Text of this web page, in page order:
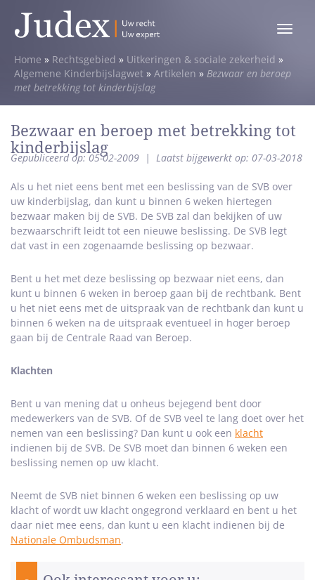
Toggle
Home » Rechtsgebied » Uitkeringen & sociale zekerheid »
Algemene Kinderbijslagwet » Artikelen » Bezwaar en beroep
met betrekking tot kinderbijslag
Bezwaar en beroep met betrekking tot
kinderbijslag
Gepubliceerd op: 05-02-2009 | Laatst bijgewerkt op: 07-03-2018
Als u het niet eens bent met een beslissing van de SVB over
uw kinderbijslag, dan kunt u binnen 6 weken hiertegen
bezwaar maken bij de SVB. De SVB zal dan bekijken of uw
bezwaarschrift leidt tot een nieuwe beslissing. De SVB legt
dat vast in een zogenaamde beslissing op bezwaar.
Bent u het met deze beslissing op bezwaar niet eens, dan
kunt u binnen 6 weken in beroep gaan bij de rechtbank. Bent
u het niet eens met de uitspraak van de rechtbank dan kunt u
binnen 6 weken na de uitspraak eventueel in hoger beroep
gaan bij de Centrale Raad van Beroep.
Klachten
Bent u van mening dat u onheus bejegend bent door
medewerkers van de SVB. Of de SVB veel te lang doet over het
nemen van een beslissing? Dan kunt u ook een klacht
indienen bij de SVB. De SVB moet dan binnen 6 weken een
beslissing nemen op uw klacht.
Neemt de SVB niet binnen 6 weken een beslissing op uw
klacht of wordt uw klacht ongegrond verklaard en bent u het
daar niet mee eens, dan kunt u een klacht indienen bij de
Nationale Ombudsman.